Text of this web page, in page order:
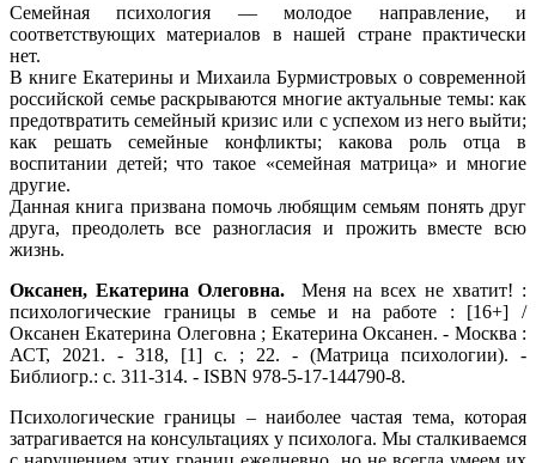
Семейная психология — молодое направление, и
соответствующих материалов в нашей стране практически
нет.
В книге Екатерины и Михаила Бурмистровых о современной
российской семье раскрываются многие актуальные темы: как
предотвратить семейный кризис или с успехом из него выйти;
как решать семейные конфликты; какова роль отца в
воспитании детей; что такое «семейная матрица» и многие
другие.
Данная книга призвана помочь любящим семьям понять друг
друга, преодолеть все разногласия и прожить вместе всю
жизнь.
Оксанен, Екатерина Олеговна.
Меня на всех не хватит! :
психологические границы в семье и на работе : [16+] /
Оксанен Екатерина Олеговна ; Екатерина Оксанен. - Москва :
АСТ, 2021. - 318, [1] с. ; 22. - (Матрица психологии). -
Библиогр.: с. 311-314. - ISBN 978-5-17-144790-8.
Психологические границы – наиболее частая тема, которая
затрагивается на консультациях у психолога. Мы сталкиваемся